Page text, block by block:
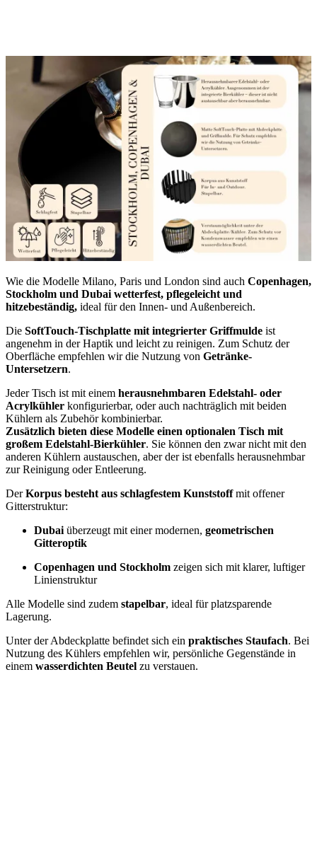
Wie die Modelle Milano, Paris und London sind auch Copenhagen,
Stockholm und Dubai wetterfest, pflegeleicht und
hitzebeständig, ideal für den Innen- und Außenbereich.
Die SoftTouch-Tischplatte mit integrierter Griffmulde ist
angenehm in der Haptik und leicht zu reinigen. Zum Schutz der
Oberfläche empfehlen wir die Nutzung von Getränke-
Untersetzern.
Jeder Tisch ist mit einem herausnehmbaren Edelstahl- oder
Acrylkühler konfigurierbar, oder auch nachträglich mit beiden
Kühlern als Zubehör kombinierbar.
Zusätzlich bieten diese Modelle einen optionalen Tisch mit
großem Edelstahl-Bierkühler. Sie können den zwar nicht mit den
anderen Kühlern austauschen, aber der ist ebenfalls herausnehmbar
zur Reinigung oder Entleerung.
DerKorpus besteht aus schlagfestem Kunststoffmit offener
Gitterstruktur:
Dubaiüberzeugt mit einer modernen, geometrischen
Gitteroptik
Copenhagen und Stockholm zeigen sich mit klarer, luftiger
Linienstruktur
Alle Modelle sind zudem stapelbar, ideal für platzsparende
Lagerung.
Unter der Abdeckplatte befindet sich ein praktisches Staufach. Bei
Nutzung des Kühlers empfehlen wir, persönliche Gegenstände in
einem wasserdichten Beutel zu verstauen.